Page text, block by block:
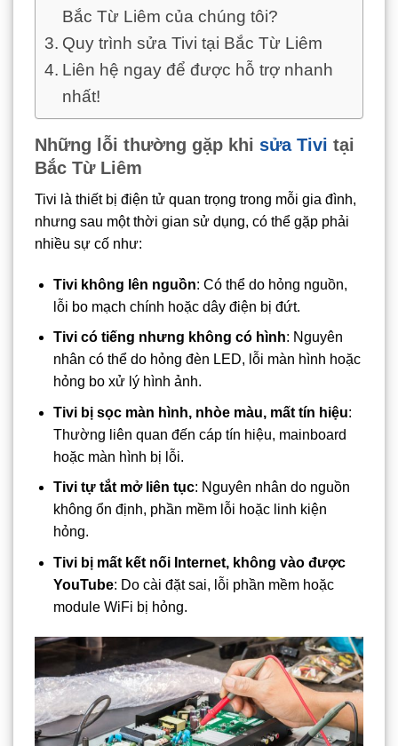
Bắc Từ Liêm của chúng tôi?
Quy trình sửa Tivi tại Bắc Từ Liêm
Liên hệ ngay để được hỗ trợ nhanh
nhất!
Những lỗi thường gặp khi sửa Tivi tại
Bắc Từ Liêm
Tivi là thiết bị điện tử quan trọng trong mỗi gia đình,
nhưng sau một thời gian sử dụng, có thể gặp phải
nhiều sự cố như:
Tivi không lên nguồn: Có thể do hỏng nguồn,
lỗi bo mạch chính hoặc dây điện bị đứt.
Tivi có tiếng nhưng không có hình: Nguyên
nhân có thể do hỏng đèn LED, lỗi màn hình hoặc
hỏng bo xử lý hình ảnh.
Tivi bị sọc màn hình, nhòe màu, mất tín hiệu:
Thường liên quan đến cáp tín hiệu, mainboard
hoặc màn hình bị lỗi.
Tivi tự tắt mở liên tục: Nguyên nhân do nguồn
không ổn định, phần mềm lỗi hoặc linh kiện
hỏng.
Tivi bị mất kết nối Internet, không vào được
YouTube: Do cài đặt sai, lỗi phần mềm hoặc
module WiFi bị hỏng.